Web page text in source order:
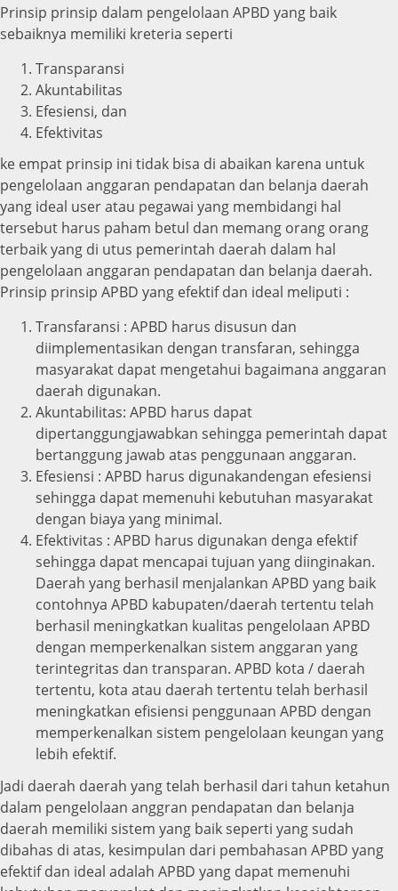
Prinsip prinsip dalam pengelolaan APBD yang baik
sebaiknya memiliki kreteria seperti
Transparansi
Akuntabilitas
Efesiensi, dan
Efektivitas
ke empat prinsip ini tidak bisa di abaikan karena untuk
pengelolaan anggaran pendapatan dan belanja daerah
yang ideal user atau pegawai yang membidangi hal
tersebut harus paham betul dan memang orang orang
terbaik yang di utus pemerintah daerah dalam hal
pengelolaan anggaran pendapatan dan belanja daerah.
Prinsip prinsip APBD yang efektif dan ideal meliputi :
Transfaransi : APBD harus disusun dan
diimplementasikan dengan transfaran, sehingga
masyarakat dapat mengetahui bagaimana anggaran
daerah digunakan.
Akuntabilitas: APBD harus dapat
dipertanggungjawabkan sehingga pemerintah dapat
bertanggung jawab atas penggunaan anggaran.
Efesiensi : APBD harus digunakandengan efesiensi
sehingga dapat memenuhi kebutuhan masyarakat
dengan biaya yang minimal.
Efektivitas : APBD harus digunakan denga efektif
sehingga dapat mencapai tujuan yang diinginakan.
Daerah yang berhasil menjalankan APBD yang baik
contohnya APBD kabupaten/daerah tertentu telah
berhasil meningkatkan kualitas pengelolaan APBD
dengan memperkenalkan sistem anggaran yang
terintegritas dan transparan. APBD kota / daerah
tertentu, kota atau daerah tertentu telah berhasil
meningkatkan efisiensi penggunaan APBD dengan
memperkenalkan sistem pengelolaan keungan yang
lebih efektif.
Jadi daerah daerah yang telah berhasil dari tahun ketahun
dalam pengelolaan anggran pendapatan dan belanja
daerah memiliki sistem yang baik seperti yang sudah
dibahas di atas, kesimpulan dari pembahasan APBD yang
efektif dan ideal adalah APBD yang dapat memenuhi